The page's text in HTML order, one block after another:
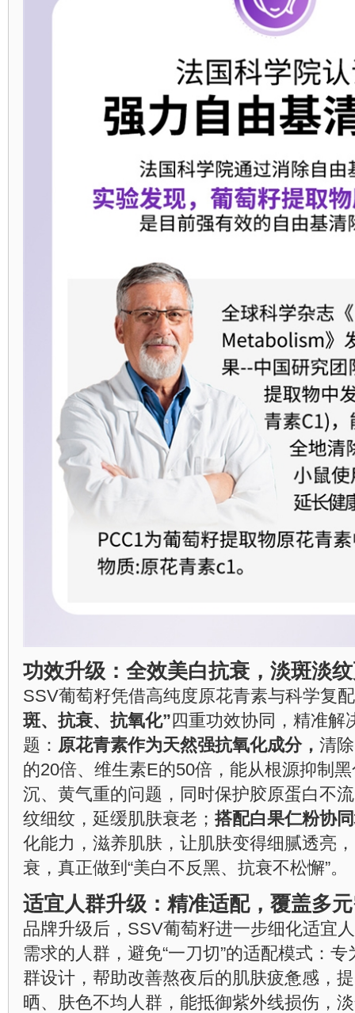
功效升级：全效美白抗衰，淡斑淡
SSV葡萄籽凭借高纯度原花青素与科学复
斑、抗衰、抗氧化”四重功效协同，精准解
题： 原花青素作为天然强抗氧化成分， 清
的20倍、维生素E的50倍，能从根源抑制
沉、黄气重的问题，同时保护胶原蛋白不
纹细纹，延缓肌肤衰老； 搭配白果仁粉协
化能力，滋养肌肤，让肌肤变得细腻透亮
衰，真正做到“美白不反黑、抗衰不松懈”。
适宜人群升级：精准适配，覆盖多
品牌升级后，SSV葡萄籽进一步细化适宜
需求的人群，避免“一刀切”的适配模式：
群设计，帮助改善熬夜后的肌肤疲惫感，
晒、肤色不均人群，能抵御紫外线损伤，